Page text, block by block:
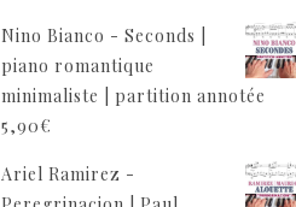
Nino Bianco - Seconds |
piano romantique
minimaliste | partition annotée
5,90€
Ariel Ramirez -